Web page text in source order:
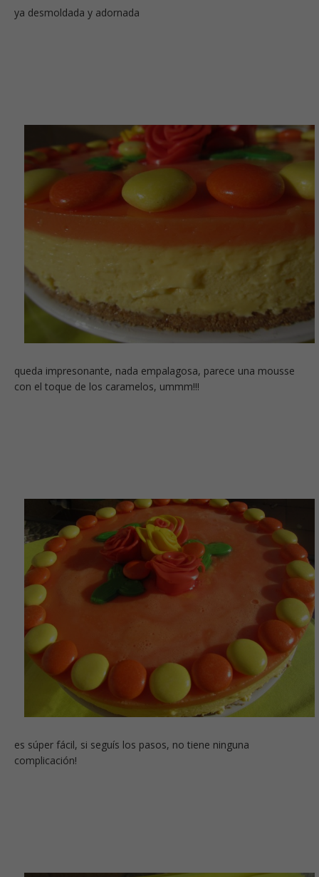
ya desmoldada y adornada
queda impresonante, nada empalagosa, parece una mousse
con el toque de los caramelos, ummm!!!
es súper fácil, si seguís los pasos, no tiene ninguna
complicación!